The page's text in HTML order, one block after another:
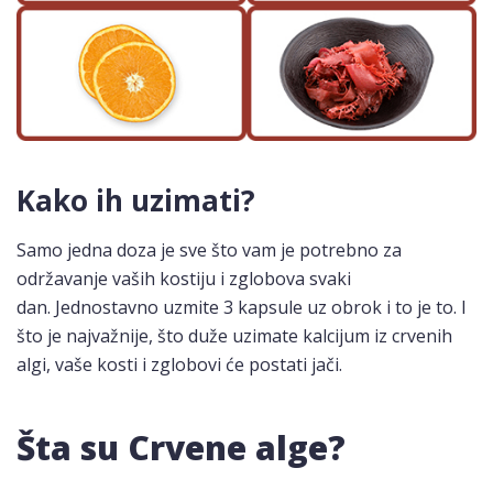
Kako ih uzimati?
Samo jedna doza je sve što vam je potrebno za
održavanje vaših kostiju i zglobova svaki
dan. Jednostavno uzmite 3 kapsule uz obrok i to je to. I
što je najvažnije, što duže uzimate kalcijum iz crvenih
algi, vaše kosti i zglobovi će postati jači.
Šta su Crvene alge?